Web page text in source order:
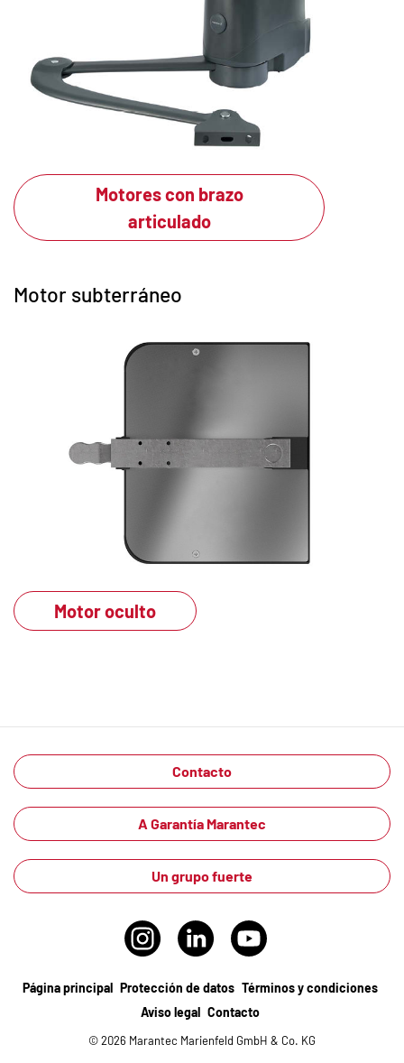
Motores con brazo
articulado
Motor subterráneo
Motor oculto
Contacto
A Garantía Marantec
Un grupo fuerte
Página principal Protección de datos Términos y condiciones
Aviso legal Contacto
© 2026 Marantec Marienfeld GmbH & Co. KG